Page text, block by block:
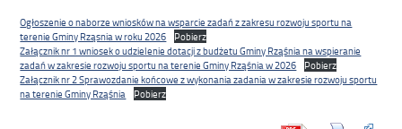
Ogłoszenie o naborze wniosków na wsparcie zadań z zakresu rozwoju sportu na
terenie Gminy Rząsnia w roku 2026
Pobierz
Załącznik nr 1 wniosek o udzielenie dotacji z budżetu Gminy Rząśnia na wspieranie
zadań w zakresie rozwoju sportu na terenie Gminy Rząśnia w 2026
Pobierz
Załącznik nr 2 Sprawozdanie końcowe z wykonania zadania w zakresie rozwoju sportu
na terenie Gminy Rząśnia
Pobierz